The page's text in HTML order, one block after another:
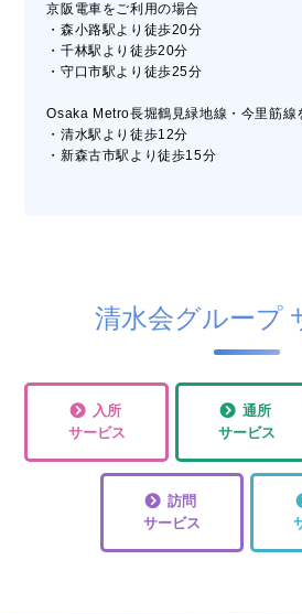
京阪電車をご利用の場合
・森小路駅より徒歩20分
・千林駅より徒歩20分
・守口市駅より徒歩25分
Osaka Metro長堀鶴見緑地線・今里筋線
・清水駅より徒歩12分
・新森古市駅より徒歩15分
清水会グループ
入所
サービス
通所
サービス
訪問
サービス